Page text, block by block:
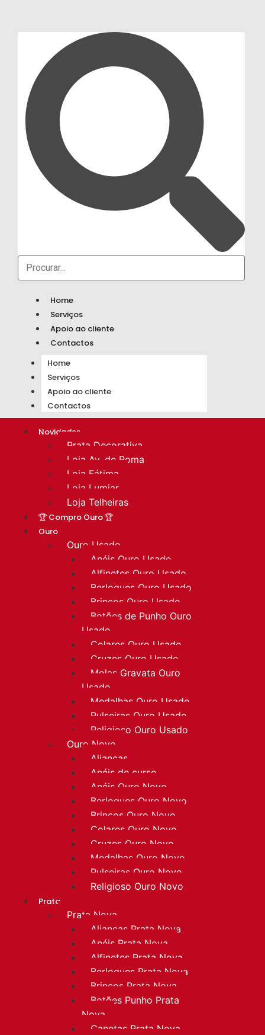
Home
Serviços
Apoio ao cliente
Contactos
Home
Serviços
Apoio ao cliente
Contactos
Novidades
Prata Decorativa
Loja Av. de Roma
Loja Fátima
Loja Lumiar
Loja Telheiras
🏆 Compro Ouro 🏆
Ouro
Ouro Usado
Anéis Ouro Usado
Alfinetes Ouro Usado
Berloques Ouro Usado
Brincos Ouro Usado
Botões de Punho Ouro
Usado
Colares Ouro Usado
Cruzes Ouro Usado
Molas Gravata Ouro
Usado
Medalhas Ouro Usado
Pulseiras Ouro Usado
Religioso Ouro Usado
Ouro Novo
Alianças
Anéis de curso
Anéis Ouro Novo
Berloques Ouro Novo
Brincos Ouro Novo
Colares Ouro Novo
Cruzes Ouro Novo
Medalhas Ouro Novo
Pulseiras Ouro Novo
Religioso Ouro Novo
Prata
Prata Nova
Alianças Prata Nova
Anéis Prata Nova
Alfinetes Prata Nova
Berloques Prata Nova
Brincos Prata Nova
Botões Punho Prata
Nova
Canetas Prata Nova